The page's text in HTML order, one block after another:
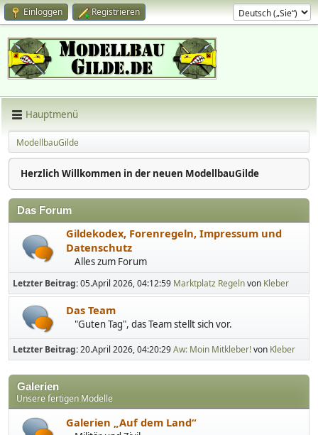
Einloggen Registrieren
Hauptmenü
ModellbauGilde
Herzlich Willkommen in der neuen ModellbauGilde
Das Forum
Gildekodex, Forenregeln, Impressum und
Datenschutz
Alles zum Forum
Letzter Beitrag:05.April 2026, 04:12:59 Marktplatz Regelnvon Kleber
Das Team
"Guten Tag", das Team stellt sich vor.
Letzter Beitrag:20.April 2026, 04:20:29Aw: Moin Mitkleber!von Kleber
Galerien
Unsere fertigen Modelle
Galerien „Auf dem Land“